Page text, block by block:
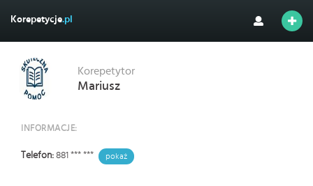
Korepetycje.pl
Korepetytor
Mariusz
INFORMACJE:
Telefon: 881 *** *** pokaż